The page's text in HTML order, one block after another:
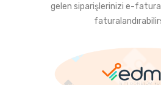
gelen siparişlerinizi e-